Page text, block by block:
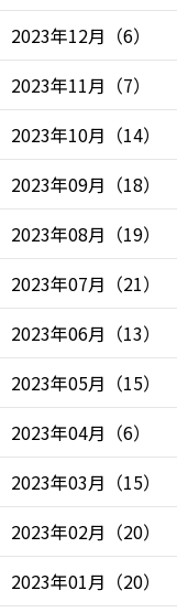
2023年12月 （6）
2023年11月 （7）
2023年10月 （14）
2023年09月 （18）
2023年08月 （19）
2023年07月 （21）
2023年06月 （13）
2023年05月 （15）
2023年04月 （6）
2023年03月 （15）
2023年02月 （20）
2023年01月 （20）